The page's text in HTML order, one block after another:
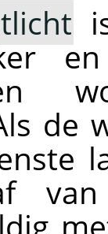
de